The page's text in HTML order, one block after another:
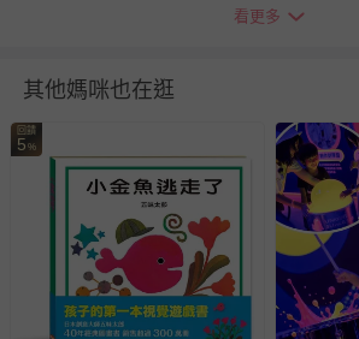
並非試用期，您所退回的商品必須是未
如需退換貨，請於收到商品7天（含例
瑕疵退換貨所產生的運費，將由媽咪愛
退貨，您可至『查詢訂單』>『已出貨
並點選『我要退貨』即可進行申請。
至媽咪愛LINE@客服ID: @mamilove
與服務，謝謝。
看更多
其他媽咪也在逛
回饋
5 %